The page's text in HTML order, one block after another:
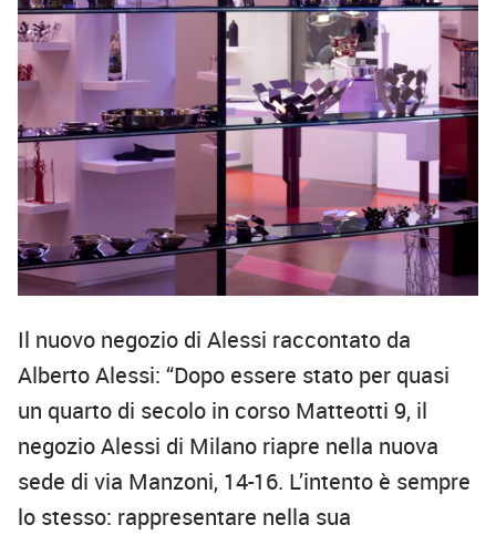
Il nuovo negozio di Alessi raccontato da
Alberto Alessi: “Dopo essere stato per quasi
un quarto di secolo in corso Matteotti 9, il
negozio Alessi di Milano riapre nella nuova
sede di via Manzoni, 14-16. L’intento è sempre
lo stesso: rappresentare nella sua